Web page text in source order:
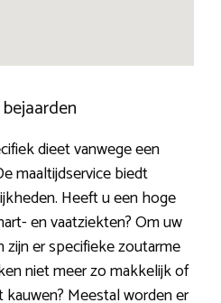
dieet vanwege een
maaltijdservice biedt
Heeft u een hoge
en vaatziekten? Om uw
er specifieke zoutarme
niet meer zo makkelijk of
Meestal worden er